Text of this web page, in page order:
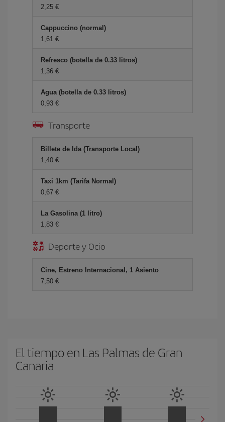
2,25 €
Cappuccino (normal)
1,61 €
Refresco (botella de 0.33 litros)
1,36 €
Agua (botella de 0.33 litros)
0,93 €
Transporte
Billete de Ida (Transporte Local)
1,40 €
Taxi 1km (Tarifa Normal)
0,67 €
La Gasolina (1 litro)
1,83 €
Deporte y Ocio
Cine, Estreno Internacional, 1 Asiento
7,50 €
El tiempo en Las Palmas de Gran
Canaria